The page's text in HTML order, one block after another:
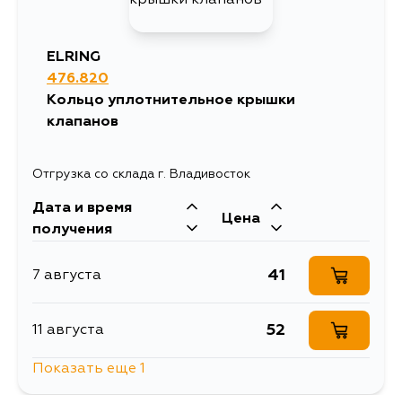
ELRING
476.820
Кольцо уплотнительное крышки
клапанов
Отгрузка со склада г. Владивосток
Дата и время
получения
Цена
7 августа 41
11 августа 52
Показать еще 1